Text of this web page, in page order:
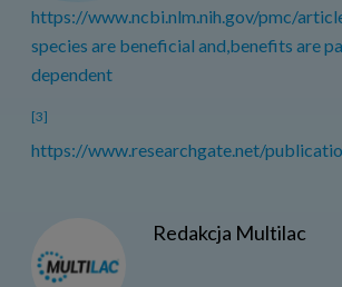
https://www.ncbi.nlm.nih.gov/pmc/
species are beneficial and,benefits are
dependent
[3]
https://www.researchgate.net/
Redakcja Multilac